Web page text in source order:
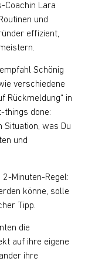
Coachin Lara
und
effizient,
Schönig
verschiedene
Rückmeldung“ in
things done:
was Du
und
Minuten-Regel:
könne, solle
Tipp.
die
auf ihre eigene
ihre